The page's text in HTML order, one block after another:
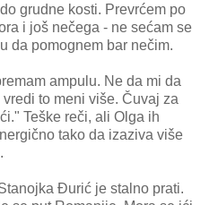
grudne kosti. Prevrćem po
i još nečega - ne sećam se
da pomognem bar nečim.
ampulu. Ne da mi da
to meni više. Čuvaj za
Teške reči, ali Olga ih
tako da izaziva više
Đurić je stalno prati.